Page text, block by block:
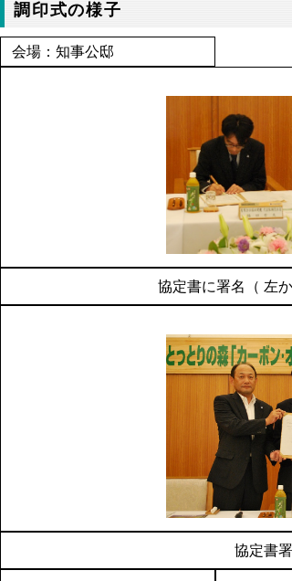
調印式の様子
会場：知事公邸
協定書に署名（ 左
協定書